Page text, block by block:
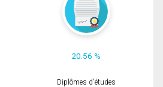
20.56 %
Diplômes d'études